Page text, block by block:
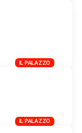
IL PALAZZO
IL PALAZZO